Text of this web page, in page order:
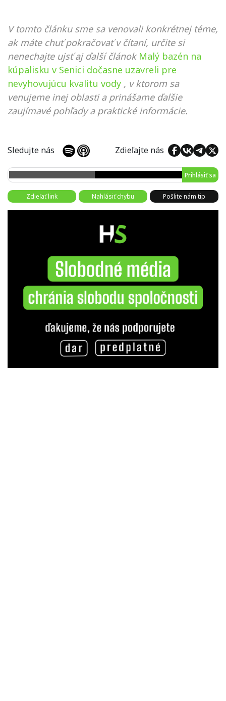
V tomto článku sme sa venovali konkrétnej téme,
ak máte chuť pokračovať v čítaní, určite si
nenechajte ujsť aj ďalší článok Malý bazén na
kúpalisku v Senici dočasne uzavreli pre
nevyhovujúcu kvalitu vody , v ktorom sa
venujeme inej oblasti a prinášame ďalšie
zaujímavé pohľady a praktické informácie.
Sledujte nás Zdieľajte nás
Prihlásiť sa
Zdieľať link Nahlásiť chybu Pošlite nám tip